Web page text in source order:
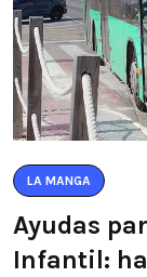
LA MANGA
Ayudas
Infantil: